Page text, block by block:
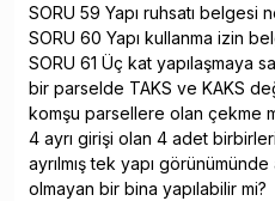
SORU 59 Yapı ruhsatı belgesi
SORU 60 Yapı kullanma izin
SORU 61 Üç kat yapılaşmaya
bir parselde TAKS ve KAKS
komşu parsellere olan çekme
4 ayrı girişi olan 4 adet
ayrılmış tek yapı
olmayan bir bina yapılabilir mi?